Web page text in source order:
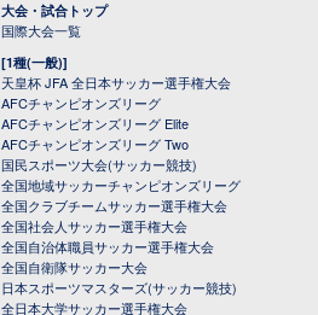
大会・試合トップ
国際大会一覧
[1種(一般)]
天皇杯 JFA 全日本サッカー選手権大会
AFCチャンピオンズリーグ
AFCチャンピオンズリーグ Elite
AFCチャンピオンズリーグ Two
国民スポーツ大会(サッカー競技)
全国地域サッカーチャンピオンズリーグ
全国クラブチームサッカー選手権大会
全国社会人サッカー選手権大会
全国自治体職員サッカー選手権大会
全国自衛隊サッカー大会
日本スポーツマスターズ(サッカー競技)
全日本大学サッカー選手権大会